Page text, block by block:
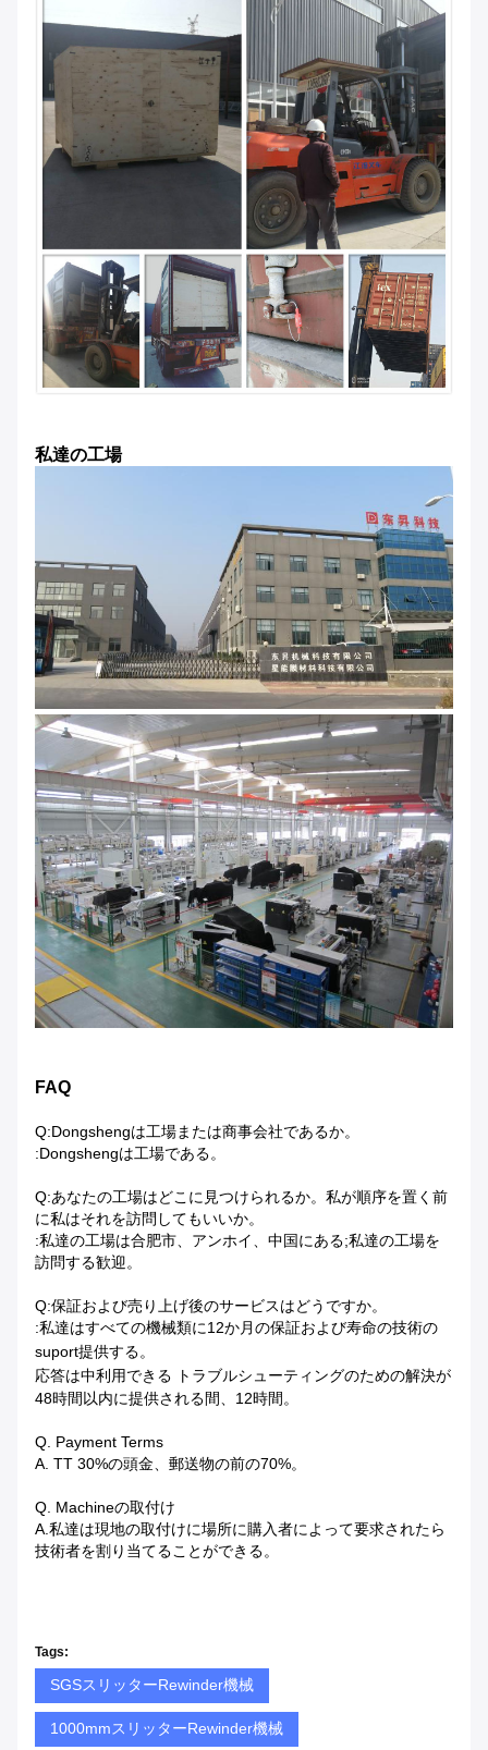
私達の工場
FAQ
Q:Dongshengは工場または商事会社であるか。
:Dongshengは工場である。
Q:あなたの工場はどこに見つけられるか。私が順序を置く前
に私はそれを訪問してもいいか。
:私達の工場は合肥市、アンホイ、中国にある;私達の工場を
訪問する歓迎。
Q:保証および売り上げ後のサービスはどうですか。
:私達はすべての機械類に12か月の保証および寿命の技術の
suport提供する。
応答は中利用できる
トラブルシューティングのための解決が
48時間以内に提供される間、12時間。
Q. Payment Terms
A. TT 30%の頭金、郵送物の前の70%。
Q. Machineの取付け
A.私達は現地の取付けに場所に購入者によって要求されたら
技術者を割り当てることができる。
Tags:
SGSスリッターRewinder機械
1000mmスリッターRewinder機械